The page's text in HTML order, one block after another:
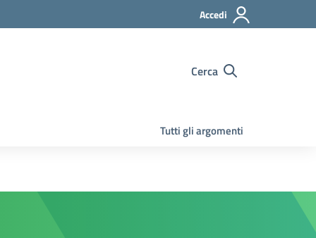
Accedi
Cerca
Tutti gli argomenti